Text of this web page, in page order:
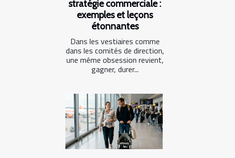
stratégie commerciale :
exemples et leçons
étonnantes
Dans les vestiaires comme
dans les comités de direction,
une même obsession revient,
gagner, durer...